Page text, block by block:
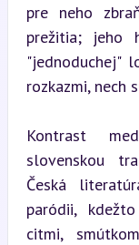
pre neho
prežitia; jeho
"jednoduchej"
rozkazmi, nech
Kontrast
slovenskou
Česká
paródii,
citmi,